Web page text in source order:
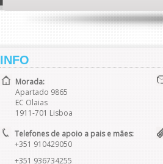
INFO
Morada:
Apartado 9865
EC Olaias
1911-701 Lisboa
Telefones de apoio a pais e mães:
+351 910429050
+351 936734255